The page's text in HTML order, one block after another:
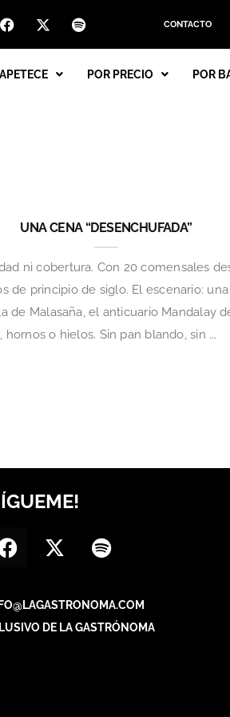
CONTACTO
POR PRECIO POR
UNA CENA “DESENCHUFADA”
ni cobertura. Con 20 comensales
de principio de siglo. El escenario:
Malasaña, el anticuario Mandalay
o hielos. Sin pan blando, sin ...
DE LA GASTRÓNOMA